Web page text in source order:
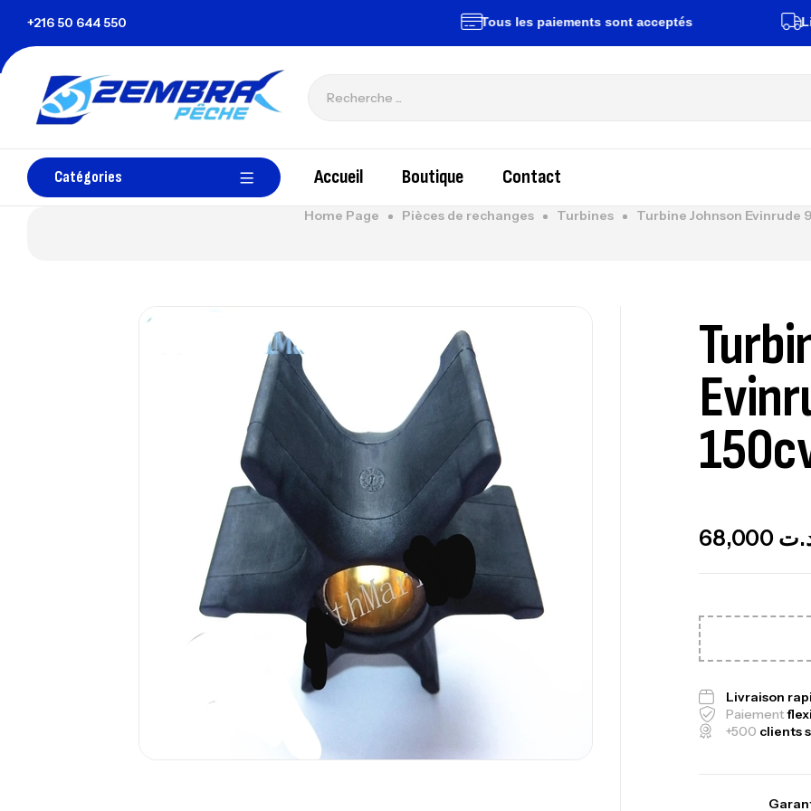
+216 50 644 550 Tous les paiements sont acceptés
Catégories Accueil Boutique Contact
Home Page Pièces de rechanges Turbines Turbine Johnson Evinrude
68,000
Livraison
Paiement
+500 clients